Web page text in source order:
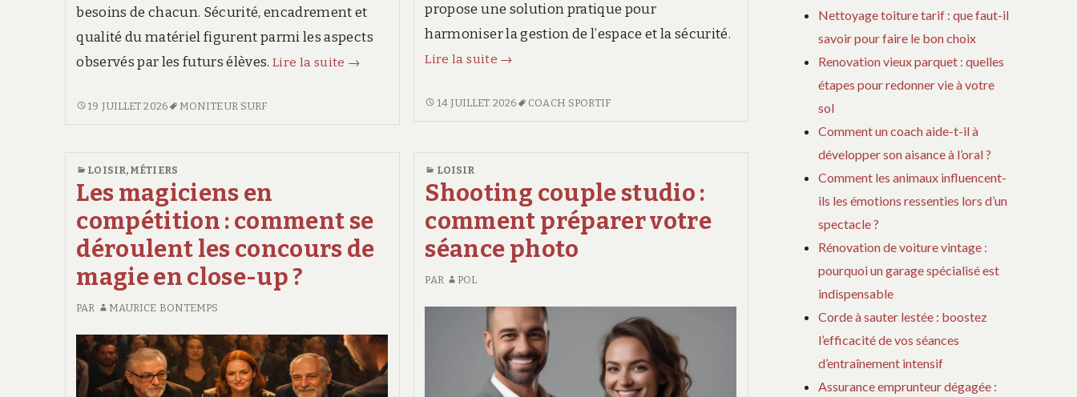
besoins de chacun. Sécurité, encadrement et
qualité du matériel figurent parmi les aspects
observés par les futurs élèves.Lire la suite Le
à
Hossegor
selon
→
LE
DE
SURF
HOSSEGOR
SELON
CRITÈRES
19 JUILLET 2026 MONITEUR SURF
propose une solution pratique pour
harmoniser la gestion de l’espace et la sécurité.
Lire la suite Carte
de
fonctionne
l’accès
équipements
→
CARTE
:
COMMENT
L’ACCÈS
AUX
14 JUILLET 2026 COACH SPORTIF
LOISIR, MÉTIERS
Les magiciens en
compétition : comment se
déroulent les concours de
magie en close-up ?
PAR MAURICE BONTEMPS
LOISIR
Shooting couple studio :
comment préparer votre
séance photo
PAR POL
Nettoyage toiture tarif : que faut-il
savoir pour faire le bon choix
Renovation vieux parquet : quelles
étapes pour redonner vie à votre
sol
Comment un coach aide-t-il à
développer son aisance à l’oral ?
Comment les animaux influencent-
ils les émotions ressenties lors d’un
spectacle ?
Rénovation de voiture vintage :
pourquoi un garage spécialisé est
indispensable
Corde à sauter lestée : boostez
l’efficacité de vos séances
d’entraînement intensif
Assurance emprunteur dégagée :